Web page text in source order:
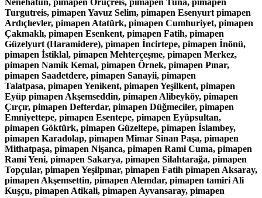
Nenehatun, pimapen Oruçreis, pimapen Tuna, pimapen
Turgutreis, pimapen Yavuz Selim, pimapen Esenyurt pimapen
Ardıçlıevler, pimapen Atatürk, pimapen Cumhuriyet, pimapen
Çakmaklı, pimapen Esenkent, pimapen Fatih, pimapen
Güzelyurt (Haramidere), pimapen İncirtepe, pimapen İnönü,
pimapen İstiklal, pimapen Mehterçeşme, pimapen Merkez,
pimapen Namik Kemal, pimapen Örnek, pimapen Pınar,
pimapen Saadetdere, pimapen Sanayii, pimapen
Talatpasa, pimapen Yenikent, pimapen Yeşilkent, pimapen
Eyüp pimapen Akşemseddin, pimapen Alibeyköy, pimapen
Çırçır, pimapen Defterdar, pimapen Düğmeciler, pimapen
Emniyettepe, pimapen Esentepe, pimapen Eyüpsultan,
pimapen Göktürk, pimapen Güzeltepe, pimapen İslambey,
pimapen Karadolap, pimapen Mimar Sinan Paşa, pimapen
Mithatpaşa, pimapen Nişanca, pimapen Rami Cuma, pimapen
Rami Yeni, pimapen Sakarya, pimapen Silahtarağa, pimapen
Topçular, pimapen Yeşilpınar, pimapen Fatih pimapen Aksaray,
pimapen Akşemsettin, pimapen Alemdar, pimapen tamiri Ali
Kuşçu, pimapen Atikali, pimapen Ayvansaray, pimapen